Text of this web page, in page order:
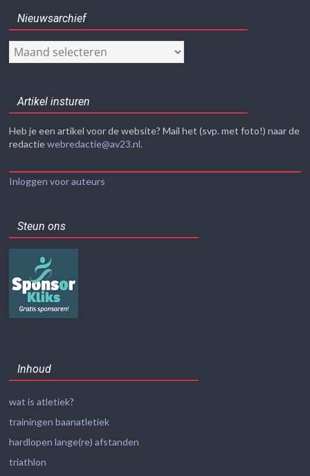
Nieuwsarchief
Nieuwsarchief
Artikel insturen
Heb je een artikel voor de website? Mail het (svp. met foto!) naar de
redactiewebredactie@av23.nl.
Inloggen voor auteurs
Steun ons
Inhoud
wat is atletiek?
trainingen baanatletiek
hardlopen lange(re) afstanden
triathlon